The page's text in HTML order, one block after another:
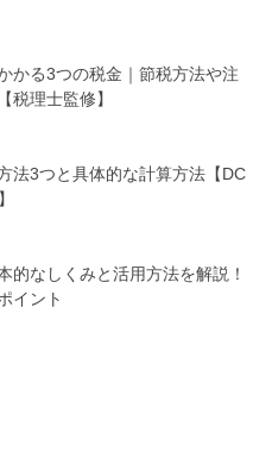
かる3つの税金｜節税方法や注
税理士監修】
法3つと具体的な計算方法【DC
的なしくみと活用方法を解説！
イント